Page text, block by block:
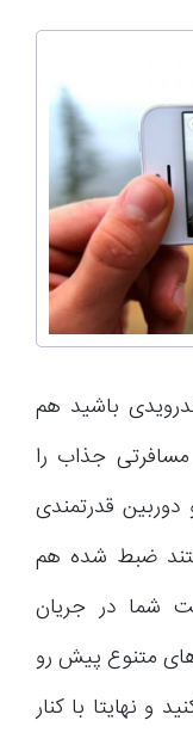
باشید هم
جذاب را
دوربین قدرتمندی
ضبط شده هم
شما در جریان
متنوع پیش رو
و نهایتا با کنار